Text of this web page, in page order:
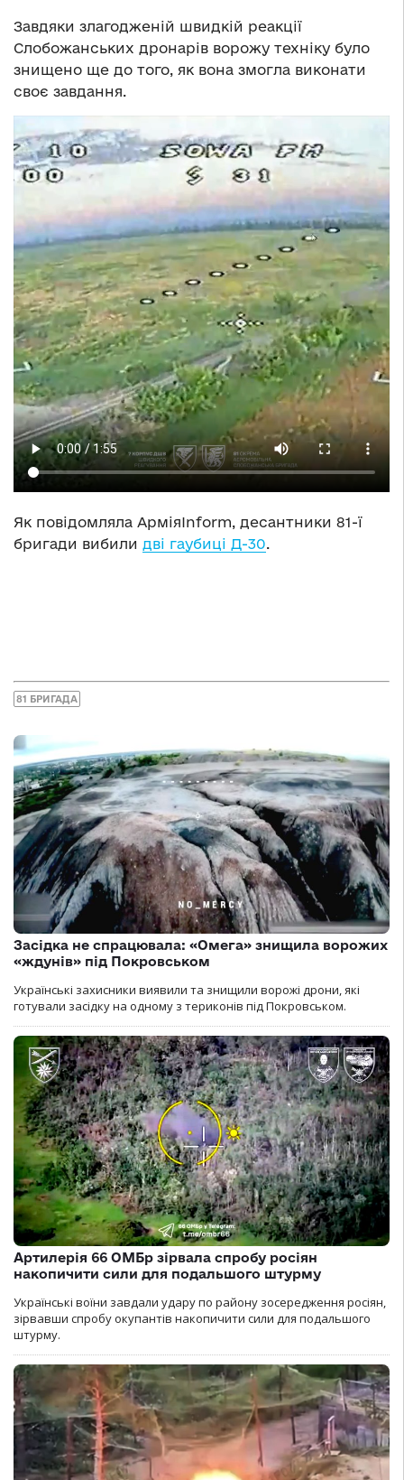
Завдяки злагодженій швидкій реакції
Слобожанських дронарів ворожу техніку було
знищено ще до того, як вона змогла виконати
своє завдання.
Як повідомляла АрміяInform, десантники 81-ї
бригади вибили дві гаубиці Д-30.
81 БРИГАДА
Засідка не спрацювала: «Омега» знищила ворожих
«ждунів» під Покровськом
Українські захисники виявили та знищили ворожі дрони, які
готували засідку на одному з териконів під Покровськом.
Артилерія 66 ОМБр зірвала спробу росіян
накопичити сили для подальшого штурму
Українські воїни завдали удару по району зосередження росіян,
зірвавши спробу окупантів накопичити сили для подальшого
штурму.